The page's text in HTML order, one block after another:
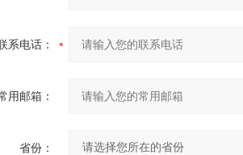
系电话：
用邮箱：
省份：